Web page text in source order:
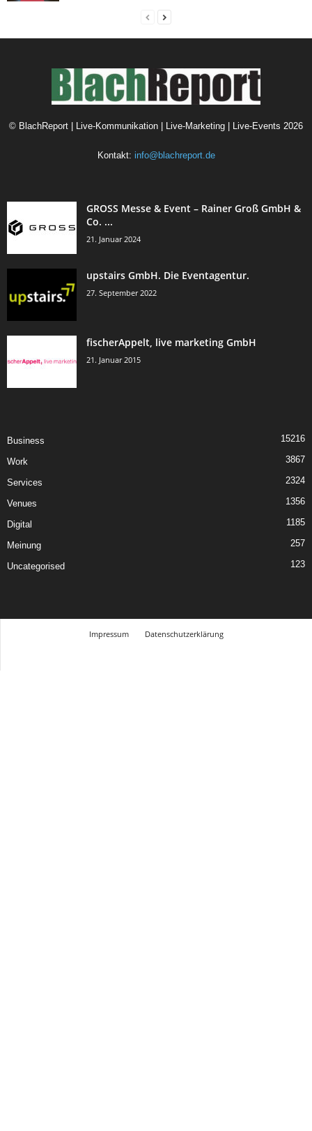
© BlachReport | Live-Kommunikation | Live-Marketing | Live-Events 2026
Kontakt: info@blachreport.de
GROSS Messe & Event – Rainer Groß GmbH &
Co. ...
21. Januar 2024
upstairs GmbH. Die Eventagentur.
27. September 2022
fischerAppelt, live marketing GmbH
21. Januar 2015
Business 15216
Work 3867
Services 2324
Venues 1356
Digital 1185
Meinung 257
Uncategorised 123
Impressum
Datenschutzerklärung